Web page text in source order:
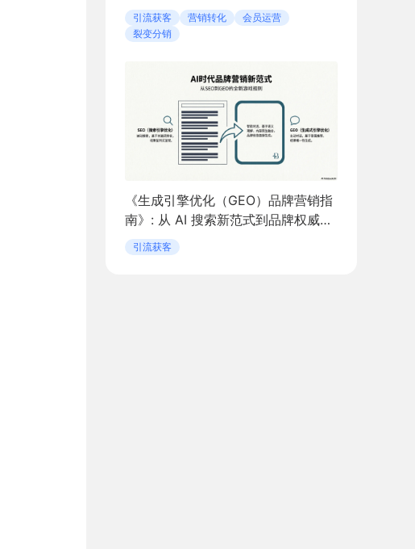
引流获客 营销转化
会员运营
裂变分销
《生成引擎优化（GEO）品牌营销指
南》: 从 AI 搜索新范式到品牌权威构
建引流获客